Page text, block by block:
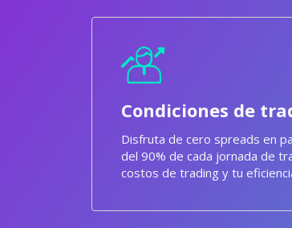
Condiciones de
Disfruta de cero spreads en
del 90% de cada jornada de
costos de trading y tu